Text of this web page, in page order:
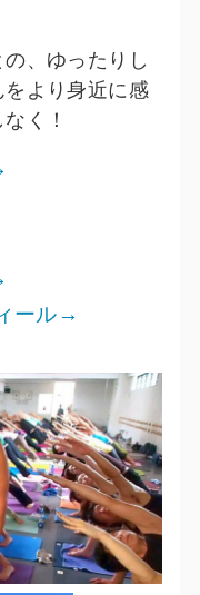
、ゆったりし
より身近に感
く！
ール→